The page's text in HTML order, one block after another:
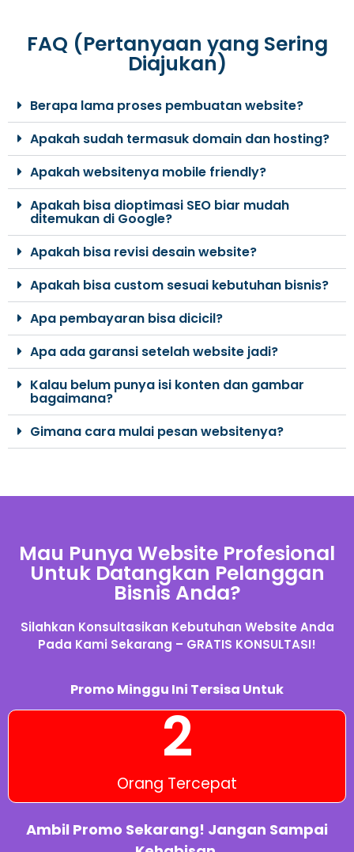
FAQ (Pertanyaan yang Sering
Diajukan)
Berapa lama proses pembuatan website?
Apakah sudah termasuk domain dan hosting?
Apakah websitenya mobile friendly?
Apakah bisa dioptimasi SEO biar mudah
ditemukan di Google?
Apakah bisa revisi desain website?
Apakah bisa custom sesuai kebutuhan bisnis?
Apa pembayaran bisa dicicil?
Apa ada garansi setelah website jadi?
Kalau belum punya isi konten dan gambar
bagaimana?
Gimana cara mulai pesan websitenya?
Mau Punya Website Profesional
Untuk Datangkan Pelanggan
Bisnis Anda?
Silahkan Konsultasikan Kebutuhan Website Anda
Pada Kami Sekarang – GRATIS KONSULTASI!
Promo Minggu Ini Tersisa Untuk
Orang Tercepat
2
Ambil Promo Sekarang! Jangan Sampai